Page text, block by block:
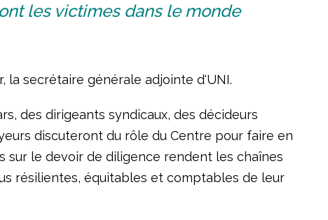
les victimes dans le monde
la secrétaire générale adjointe d'UNI.
des dirigeants syndicaux, des décideurs
discuteront du rôle du Centre pour faire en
sur le devoir de diligence rendent les chaînes
résilientes, équitables et comptables de leur